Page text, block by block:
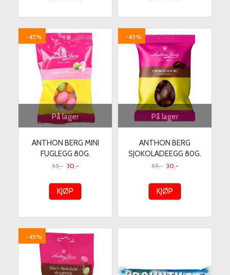
På lager
-45%
ANTHON BERG MINI
FUGLEGG 80G.
55,- 30,-
KJØP
På lager
-45%
ANTHON BERG
SJOKOLADEEGG 80G.
55,- 30,-
KJØP
-45%